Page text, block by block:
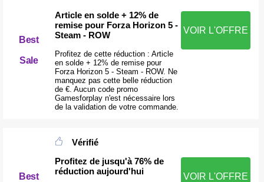
Best
Sale
Article en solde + 12% de
remise pour Forza Horizon 5 -
Steam - ROW
Profitez de cette réduction : Article
en solde + 12% de remise pour
Forza Horizon 5 - Steam - ROW. Ne
manquez pas cette belle réduction
de €. Aucun code promo
Gamesforplay n'est nécessaire lors
de la validation de votre commande.
VOIR L'OFFRE
Best
Vérifié
Profitez de jusqu'à 76% de
réduction aujourd'hui
VOIR L'OFFRE